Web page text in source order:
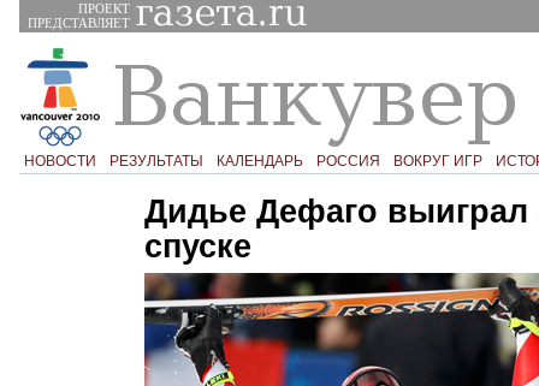
ПРОЕКТ
ПРЕДСТАВЛЯЕТ
НОВОСТИ РЕЗУЛЬТАТЫ КАЛЕНДАРЬ РОССИЯ ВОКРУГ ИГР
Дидье Дефаго выиграл
спуске